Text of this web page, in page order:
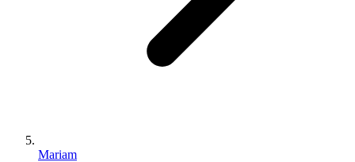
Mariam